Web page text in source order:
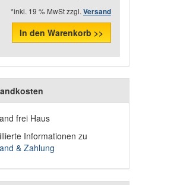
*inkl. 19 % MwSt zzgl.Versand
In den Warenkorb >>
frei Haus
Informationen zu
& Zahlung